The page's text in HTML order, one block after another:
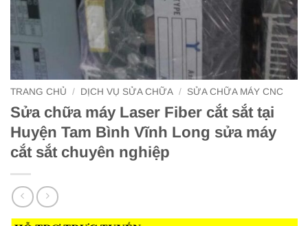
TRANG CHỦ / DỊCH VỤ SỬA CHỮA / SỬA CHỮA MÁY CNC
Sửa chữa máy Laser Fiber cắt sắt tại
Huyện Tam Bình Vĩnh Long sửa máy
cắt sắt chuyên nghiệp